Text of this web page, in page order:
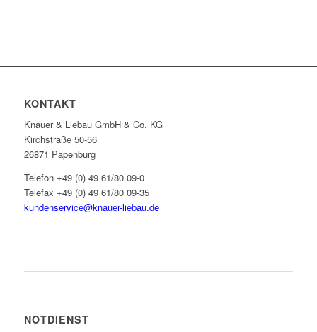
KONTAKT
Knauer & Liebau GmbH & Co. KG
Kirchstraße 50-56
26871 Papenburg
Telefon +49 (0) 49 61/80 09-0
Telefax +49 (0) 49 61/80 09-35
kundenservice@knauer-liebau.de
NOTDIENST